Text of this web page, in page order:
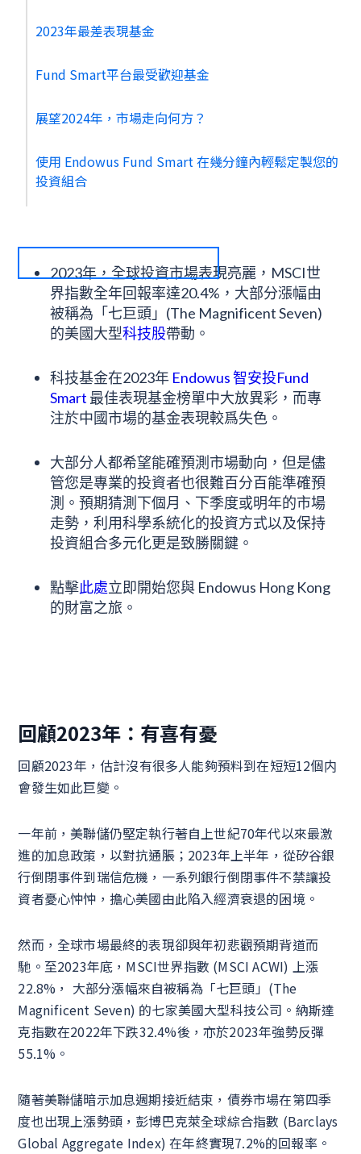
2023年，全球投資市場表現亮麗，MSCI世
界指數全年回報率達20.4%，大部分漲幅由
被稱為「七巨頭」(The Magnificent Seven)
的美國大型科技股帶動。
科技基金在2023年 Endowus 智安投Fund
Smart 最佳表現基金榜單中大放異彩，而專
注於中國市場的基金表現較爲失色。
大部分人都希望能確預測市場動向，但是儘
管您是專業的投資者也很難百分百能準確預
測。預期猜測下個月、下季度或明年的市場
走勢，利用科學系統化的投資方式以及保持
投資組合多元化更是致勝關鍵。
點擊此處立即開始您與 Endowus Hong Kong
的財富之旅。
回顧2023年：有喜有憂
回顧2023年，估計沒有很多人能夠預料到在短短12個内
會發生如此巨變。
一年前，美聯儲仍堅定執行著自上世紀70年代以來最激
進的加息政策，以對抗通脹；2023年上半年，從矽谷銀
行倒閉事件到瑞信危機，一系列銀行倒閉事件不禁讓投
資者憂心忡忡，擔心美國由此陷入經濟衰退的困境。
然而，全球市場最終的表現卻與年初悲觀預期背道而
馳。至2023年底，MSCI世界指數 (MSCI ACWI) 上漲
22.8%， 大部分漲幅來自被稱為「七巨頭」(The
Magnificent Seven) 的七家美國大型科技公司。納斯達
克指數在2022年下跌32.4%後，亦於2023年強勢反彈
55.1%。
隨著美聯儲暗示加息週期接近結束，債券市場在第四季
度也出現上漲勢頭，彭博巴克萊全球綜合指數 (Barclays
Global Aggregate Index) 在年終實現7.2%的回報率。
2023年最差表現基金
Fund Smart平台最受歡迎基金
展望2024年，市場走向何方？
使用 Endowus Fund Smart 在幾分鐘內輕鬆定製您的
投資組合